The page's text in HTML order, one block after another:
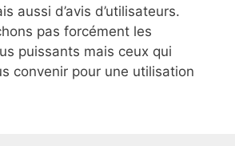
aussi d’avis d’utilisateurs.
pas forcément les
puissants mais ceux qui
convenir pour une utilisation